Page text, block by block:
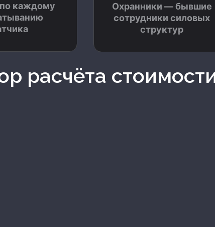
каждому
Охранники — бывшие
сотрудники силовых
структур
расчёта